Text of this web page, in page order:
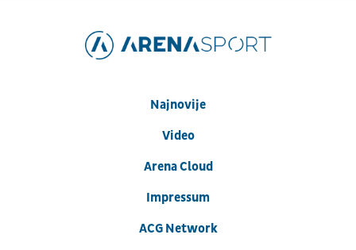
Najnovije
Video
Arena Cloud
Impressum
ACG Network